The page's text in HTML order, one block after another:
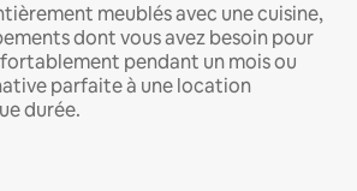
meublés avec une cuisine,
dont vous avez besoin pour
pendant un mois ou
parfaite à une location
durée.